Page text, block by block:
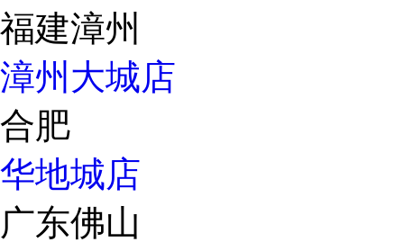
福建漳州
漳州大城店
合肥
华地城店
广东佛山